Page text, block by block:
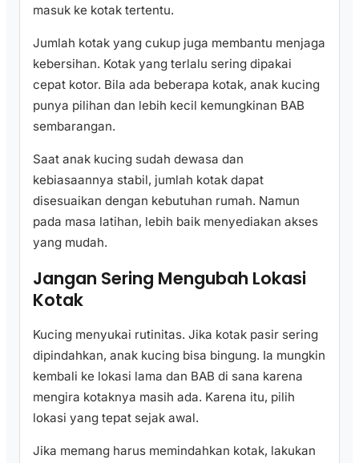
masuk ke kotak tertentu.
Jumlah kotak yang cukup juga membantu menjaga
kebersihan. Kotak yang terlalu sering dipakai
cepat kotor. Bila ada beberapa kotak, anak kucing
punya pilihan dan lebih kecil kemungkinan BAB
sembarangan.
Saat anak kucing sudah dewasa dan
kebiasaannya stabil, jumlah kotak dapat
disesuaikan dengan kebutuhan rumah. Namun
pada masa latihan, lebih baik menyediakan akses
yang mudah.
Jangan Sering Mengubah Lokasi
Kotak
Kucing menyukai rutinitas. Jika kotak pasir sering
dipindahkan, anak kucing bisa bingung. Ia mungkin
kembali ke lokasi lama dan BAB di sana karena
mengira kotaknya masih ada. Karena itu, pilih
lokasi yang tepat sejak awal.
Jika memang harus memindahkan kotak, lakukan